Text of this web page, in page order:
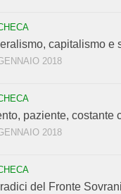
capitalismo e
2018
paziente, costante
2018
radici del Fronte